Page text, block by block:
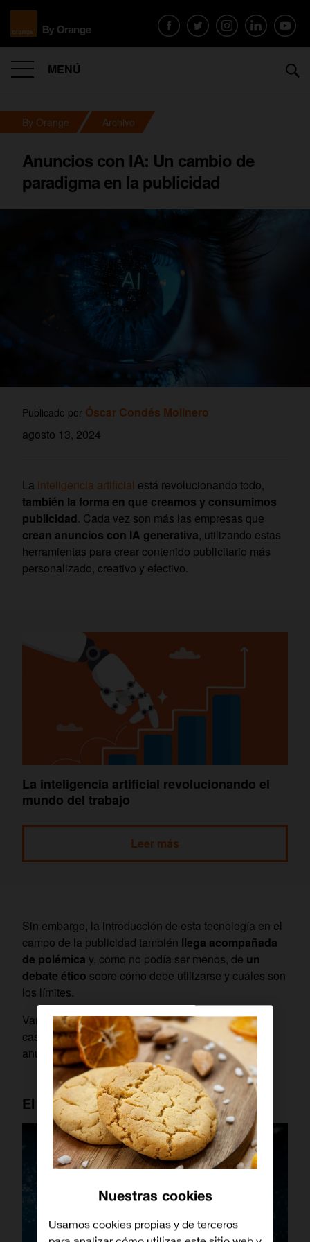
MENÚ
By Orange Archivo
Anuncios con IA: Un cambio de
paradigma en la publicidad
Publicado por Óscar Condés Molinero
agosto 13, 2024
La inteligencia artificial está revolucionando todo,
también la forma en que creamos y consumimos
publicidad. Cada vez son más las empresas que
crean anuncios con IA generativa, utilizando estas
herramientas para crear contenido publicitario más
personalizado, creativo y efectivo.
La inteligencia artificial revolucionando el
mundo del trabajo
Leer más
Sin embargo, la introducción de esta tecnología en el
campo de la publicidad también llega acompañada
de polémica y, como no podía ser menos, de un
debate ético sobre cómo debe utilizarse y cuáles son
los límites.
Vamos a verlo a continuación, conociendo algunos
casos decómo se está utilizandopara crear
anuncios con IA.
El polémico anuncio de Toys “R” Us
Nuestras cookies
Usamos cookies propias y de terceros